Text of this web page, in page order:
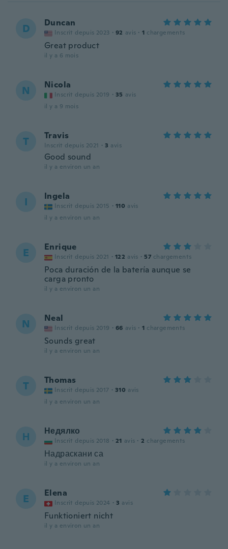
D Duncan
Inscrit depuis 2023 · 92 avis · 1 chargements
Great product
il y a 6 mois
N Nicola
Inscrit depuis 2019 · 35 avis
il y a 9 mois
T Travis
Inscrit depuis 2021 · 3 avis
Good sound
il y a environ un an
I Ingela
Inscrit depuis 2015 · 110 avis
il y a environ un an
E Enrique
Inscrit depuis 2021 · 122 avis · 57 chargements
Poca duración de la batería aunque se
carga pronto
il y a environ un an
N Neal
Inscrit depuis 2019 · 66 avis · 1 chargements
Sounds great
il y a environ un an
T Thomas
Inscrit depuis 2017 · 310 avis
il y a environ un an
Н Недялко
Inscrit depuis 2018 · 21 avis · 2 chargements
Надраскани са
il y a environ un an
E Elena
Inscrit depuis 2024 · 3 avis
Funktioniert nicht
il y a environ un an